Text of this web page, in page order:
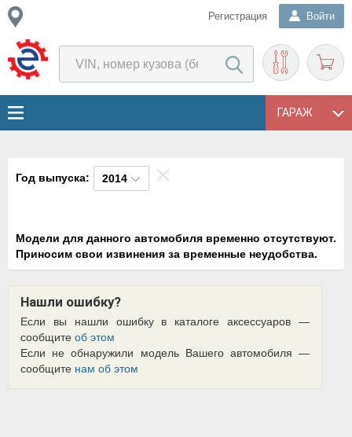
Регистрация Войти
ГАРАЖ
Год выпуска: 2014
Модели для данного автомобиля временно отсутствуют.
Приносим свои извинения за временные неудобства.
Нашли ошибку?
Если вы нашли ошибку в каталоге аксессуаров —
сообщите об этом
Если не обнаружили модель Вашего автомобиля —
сообщите нам об этом